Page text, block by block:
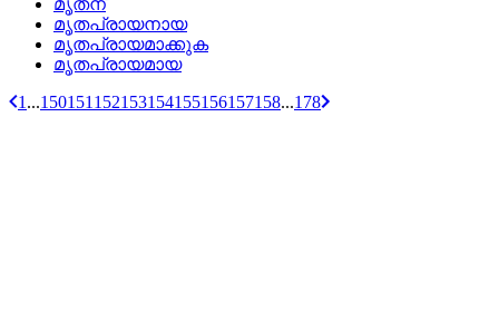
മൃതന്
മൃതപ്രായനായ
മൃതപ്രായമാക്കുക
മൃതപ്രായമായ
1 ...150151 152153154155156157158...178